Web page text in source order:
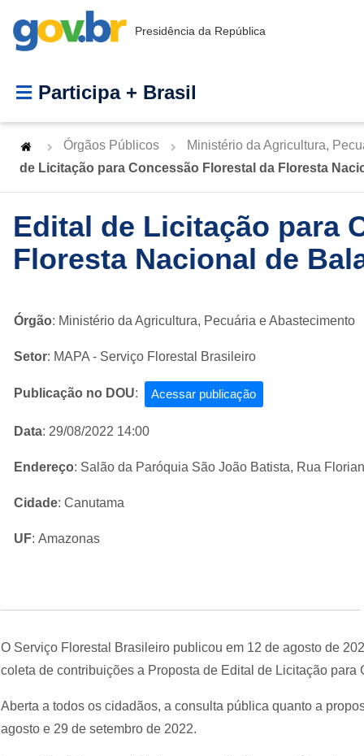
Presidência da República
Participa + Brasil
Órgãos Públicos
Ministério da Agricultura,
de Licitação para Concessão Florestal da Floresta
Edital de Licitação para
Floresta Nacional de
Órgão: Ministério da Agricultura, Pecuária e Abastecimento
Setor: MAPA - Serviço Florestal Brasileiro
Publicação no DOU: Acessar publicação
Data: 29/08/2022 14:00
Endereço: Salão da Paróquia São João Batista, Rua
Cidade: Canutama
UF: Amazonas
O Serviço Florestal Brasileiro publicou em 12 de agosto de
coleta de contribuições a Proposta de Edital de Licitação
Aberta a todos os cidadãos, a consulta pública quanto a
agosto e 29 de setembro de 2022.